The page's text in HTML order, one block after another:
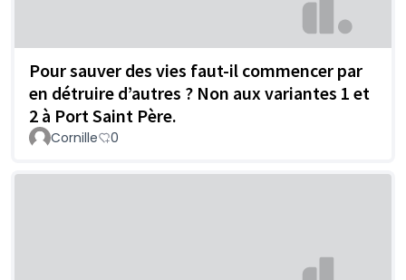
Pour sauver des vies faut-il commencer par
en détruire d’autres ? Non aux variantes 1 et
2 à Port Saint Père.
Cornille 0